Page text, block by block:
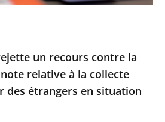
un recours contre la
relative à la collecte
des étrangers en situation